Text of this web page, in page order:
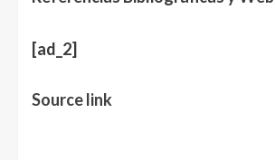
Navegación
de
entradas
[ad_2]
Source link